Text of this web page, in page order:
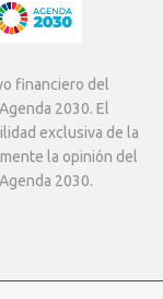
financiero del
2030. El
exclusiva de la
la opinión del
2030.